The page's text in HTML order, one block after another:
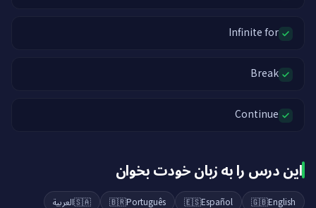
Infinite for
Break
Continue
این درس را به زبان خودت بخوان
🇬🇧English
🇪🇸Español
🇧🇷Português
🇸🇦العربية